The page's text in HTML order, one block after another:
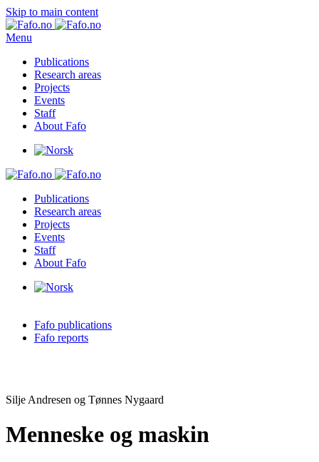
Skip to main content
Menu
Publications
Research areas
Projects
Events
Staff
About Fafo
Publications
Research areas
Projects
Events
Staff
About Fafo
Fafo publications
Fafo reports
Silje Andresen og Tønnes Nygaard
Menneske og maskin